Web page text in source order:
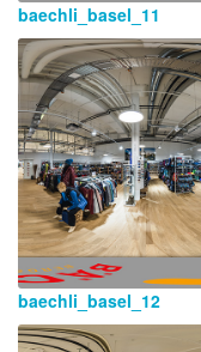
baechli_basel_11
baechli_basel_12